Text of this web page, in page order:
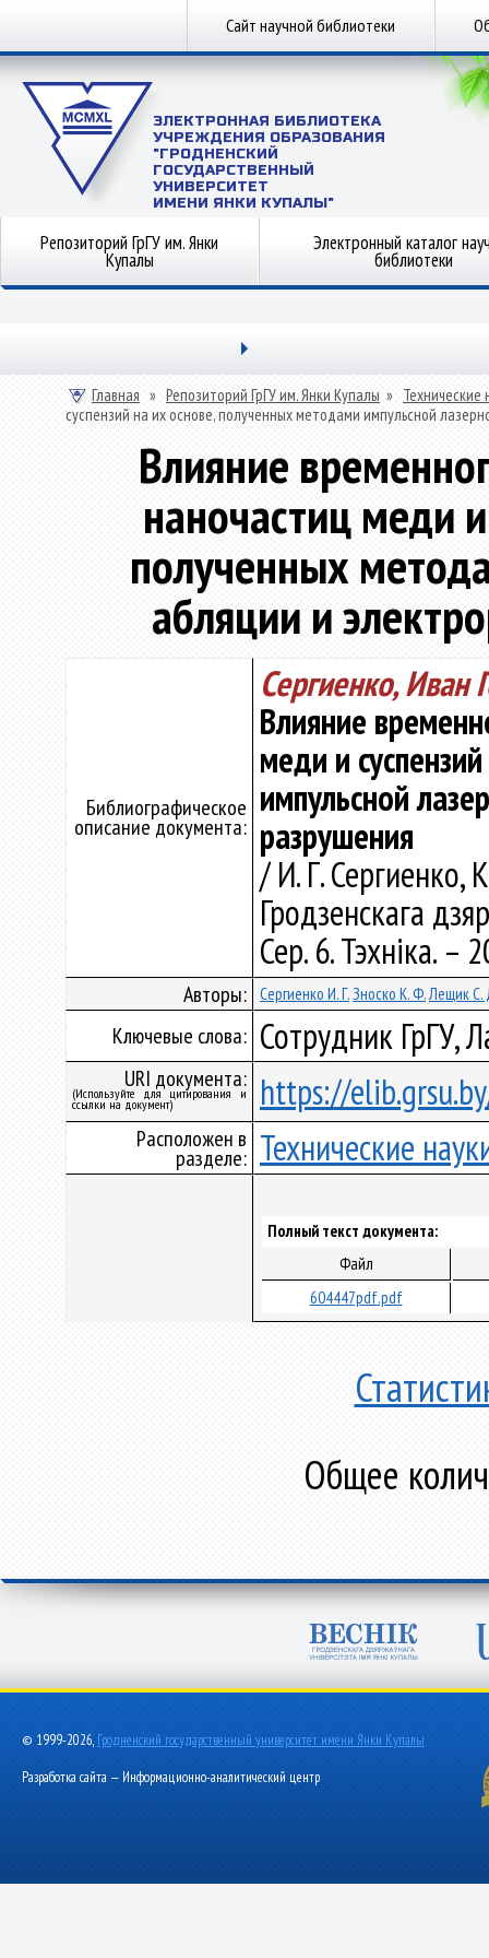
Сайт научной библиотеки
ЭЛЕКТРОННАЯ БИБЛИОТЕКА
УЧРЕЖДЕНИЯ ОБРАЗОВАНИЯ
"ГРОДНЕНСКИЙ
ГОСУДАРСТВЕННЫЙ
УНИВЕРСИТЕТ
ИМЕНИ ЯНКИ КУПАЛЫ"
Репозиторий ГрГУ им. Янки
Купалы
Электронный каталог
библиотеки
Главная » Репозиторий ГрГУ им. Янки Купалы » Технические
суспензий на их основе, полученных методами импульсной
Влияние
наночастиц меди
полученных
абляции и
Библиографическое
описание документа:
Сергиенко, Иван
Влияние
меди и
импульсной
разрушения
/ И. Г. Сергиенко,
Гродзенскага
Сер. 6. Тэхніка. –
Авторы: Сергиенко И. Г.Зноско К. Ф.Лещик С.
Ключевые слова: Сотрудник ГрГУ,
URI документа:
(Используйте для цитирования и
ссылки на документ) https://
Расположен в
разделе: Технические
Полный текст документа:
Файл
604447pdf.pdf
Общее
© 1999-2026, Гродненский государственный университет имени Янки Купалы
Разработка сайта — Информационно-аналитический центр